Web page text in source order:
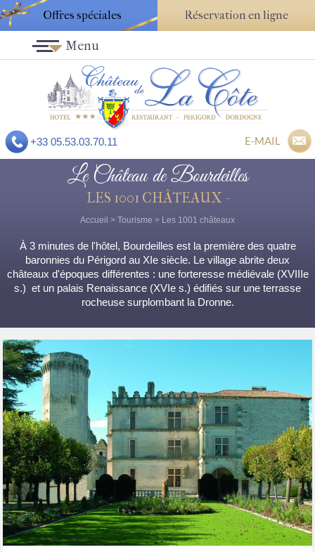
Offres spéciales Réservation en ligne
+33 05.53.03.70.11 E-MAIL
Menu
Le Château de Bourdeilles
LES 1001 CHÂTEAUX -
Accueil > Tourisme > Les 1001 châteaux
À 3 minutes de l'hôtel, Bourdeilles est la première des quatre
baronnies du Périgord au XIe siècle. Le village abrite deux
châteaux d'époques différentes : une forteresse médiévale (XVIIIe
s.) et un palais Renaissance (XVIe s.) édifiés sur une terrasse
rocheuse surplombant la Dronne.